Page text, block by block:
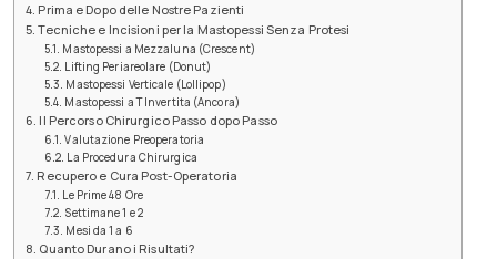
Prima e Dopo delle Nostre Pazienti
Tecniche e Incisioni per la Mastopessi Senza Protesi
Mastopessi a Mezzaluna (Crescent)
Lifting Periareolare (Donut)
Mastopessi Verticale (Lollipop)
Mastopessi a T Invertita (Ancora)
Il Percorso Chirurgico Passo dopo Passo
Valutazione Preoperatoria
La Procedura Chirurgica
Recupero e Cura Post-Operatoria
Le Prime 48 Ore
Settimane 1 e 2
Mesi da 1 a 6
Quanto Durano i Risultati?